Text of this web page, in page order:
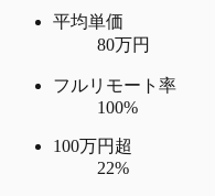
平均単価
80万円
フルリモート率
100%
100万円超
22%